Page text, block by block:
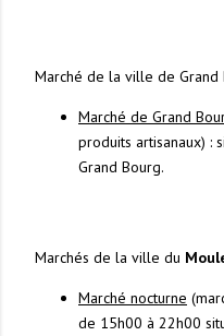
Marché de la ville de Grand
Marché de Grand
produits artisanaux) :
Grand Bourg.
Marchés de la ville du
Marché nocturne
de 15h00 à 22h00